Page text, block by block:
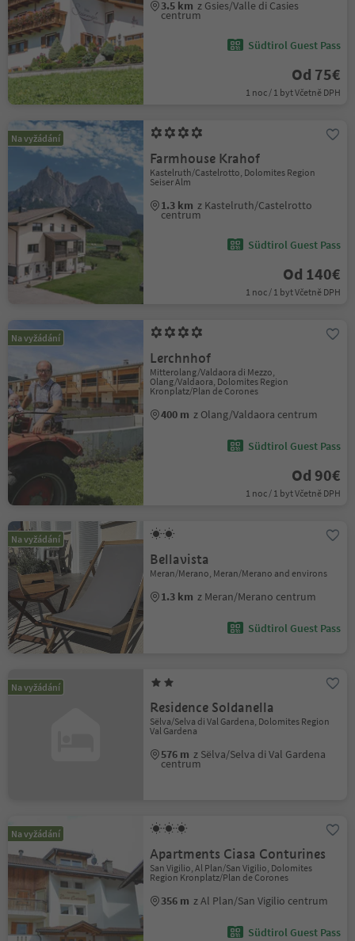
3.5 km z Gsies/Valle di Casies
centrum
Südtirol Guest Pass
Od 75€
1 noc / 1 byt Včetně DPH
Na vyžádání
Farmhouse Krahof
Kastelruth/Castelrotto, Dolomites Region
Seiser Alm
1.3 km z Kastelruth/Castelrotto
centrum
Südtirol Guest Pass
Od 140€
1 noc / 1 byt Včetně DPH
Na vyžádání
Lerchnhof
Mitterolang/Valdaora di Mezzo,
Olang/Valdaora, Dolomites Region
Kronplatz/Plan de Corones
400 m z Olang/Valdaora centrum
Südtirol Guest Pass
Od 90€
1 noc / 1 byt Včetně DPH
Na vyžádání
Bellavista
Meran/Merano, Meran/Merano and environs
1.3 km z Meran/Merano centrum
Südtirol Guest Pass
Na vyžádání
Residence Soldanella
Sëlva/Selva di Val Gardena, Dolomites Region
Val Gardena
576 m z Sëlva/Selva di Val Gardena
centrum
Na vyžádání
Apartments Ciasa Conturines
San Vigilio, Al Plan/San Vigilio, Dolomites
Region Kronplatz/Plan de Corones
356 m z Al Plan/San Vigilio centrum
Südtirol Guest Pass